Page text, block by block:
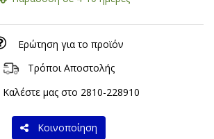
Ερώτηση για το προϊόν
Τρόποι Αποστολής
Καλέστε μας στο 2810-228910
Κοινοποίηση